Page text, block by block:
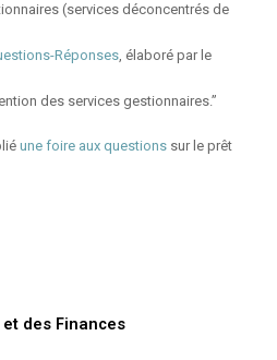
(services déconcentrés de
Réponses, élaboré par le
des services gestionnaires.”
une foire aux questions sur le prêt
des Finances